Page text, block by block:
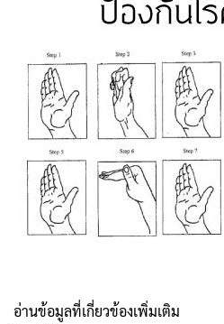
อ่านข้อมูลที่เกี่ยวข้องเพิ่มเติม